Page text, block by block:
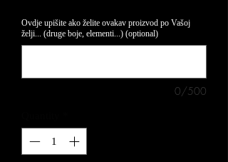
Ovdje upišite ako želite ovakav proizvod po Vašoj
želji... (druge boje, elementi...) (optional)
0/500